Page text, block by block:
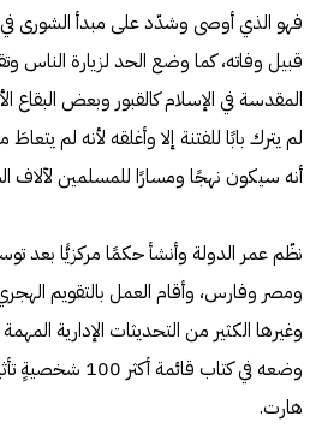
فهو الذي أوصى وشدّد على مبدأ الشورى في
قبيل وفاته، كما وضع الحد لزيارة الناس
المقدسة في الإسلام كالقبور وبعض البقاع
لم يترك بابًا للفتنة إلا وأغلقه لأنه لم
أنه سيكون نهجًا ومسارًا للمسلمين لآلاف
نظّم عمر الدولة وأنشأ حكمًا مركزيًّا بعد
ومصر وفارس، وأقام العمل بالتقويم
وغيرها الكثير من التحديثات الإدارية
وضعه في كتاب
هارت.